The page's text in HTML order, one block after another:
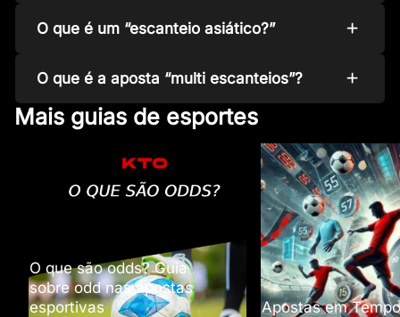
O que é um “escanteio asiático?”
O que é a aposta “multi escanteios”?
Mais guias de esportes
O que são odds? Guia
sobre odd nas apostas
esportivas
Apostas em Tempo